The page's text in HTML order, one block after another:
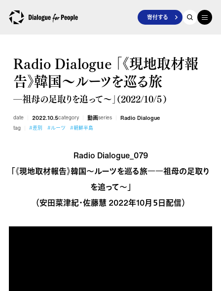
寄付する
Radio Dialogue 「《現地取材報
告》韓国～ルーツを巡る旅
―祖母の足取りを追って～」（2022/10/５）
date 2022.10.5category 動画series Radio Dialogue
tag #差別 #ルーツ #朝鮮半島
Radio Dialogue_079
「《現地取材報告》韓国～ルーツを巡る旅――祖母の足取り
を追って～」
（安田菜津紀・佐藤慧 2022年10月５日配信）